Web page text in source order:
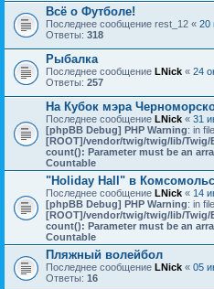
Всё о Футболе!
Последнее сообщение rest_12 « 20
Ответы: 318
Рыбалка
Последнее сообщение LNick « 24
Ответы: 257
На Кубок мэра
Последнее сообщение LNick « 31
[phpBB Debug] PHP Warning: in file
[ROOT]/vendor/twig/twig/lib/Twig/
count(): Parameter must be an
Countable
"Holiday Hall" в
Последнее сообщение LNick « 14
[phpBB Debug] PHP Warning: in file
[ROOT]/vendor/twig/twig/lib/Twig/
count(): Parameter must be an
Countable
Пляжный волейбол
Последнее сообщение LNick « 05
Ответы: 16